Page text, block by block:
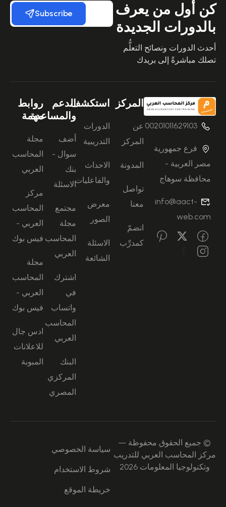
كن أول من يعرف
بالدورات الجديدة
أحدث الدورات ونصائح التعلُّم
تصلك مباشرةً إلى بريدك
Subscribe
00201011629103
فرع جمهورية
مصر العربية -
محافظة سوهاج
info@aact-
web.com
المركز
عن
المركز
المدونة
تواصل
معنا
انضمّ
كمدرِّب
استكشف
الدورات
التدريبية
الاحداث
والفاعليات
معرض
الصور
الاسئلة
الشائعة
الدعم
والمساعدة
أضف
سوال -
بنك
الاسئلة
مجتمع
مجلة
المحاسب
العربي
اشترك
في
واتساب
المحاسب
العربي
البنك
المركزي
المصري
روابط
مهمة
مجلة
المحاسب
العربي
مركز
المحاسب
العربي -
فيس بوك
مجلة
المحاسب
العربي -
فيس بوك
ادس جال
للاعلانات
المبوبة
© جميع الحقوق محفوظة —
مركز المحاسب العربي للتدريب
وتكنولوجيا المعلومات 2026
سياسة الخصوصي
شروط الاستخدام
خريطة الموقع